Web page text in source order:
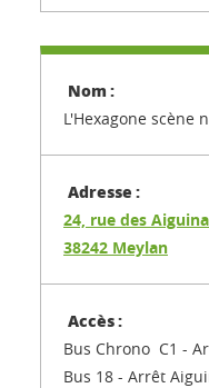
L'Hexagone scène
24, rue des
38242 Meylan
Bus Chrono C1 -
Bus 18 - Arrêt